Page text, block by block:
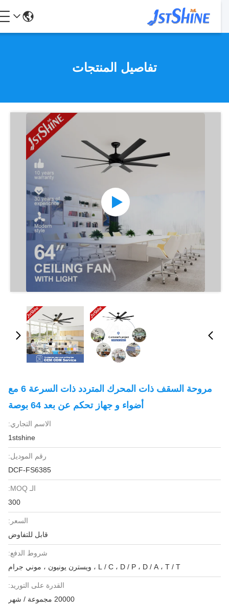
تفاصيل المنتجات
مروحة السقف ذات المحرك المتردد ذات السرعة 6 مع
أضواء و جهاز تحكم عن بعد 64 بوصة
الاسم التجاري:
1stshine
رقم الموديل:
DCF-FS6385
الـ MOQ:
300
السعر:
قابل للتفاوض
شروط الدفع:
L / C ، D / P ، D / A ، T / T ، ويسترن يونيون ، موني جرام
القدرة على التوريد:
20000 مجموعة / شهر